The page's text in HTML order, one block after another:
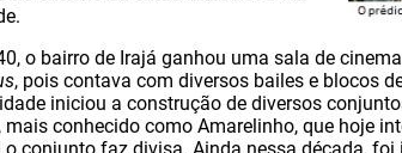
o bairro de Irajá ganhou uma sala de
, pois contava com diversos bailes e blocos
iniciou a construção de diversos
mais conhecido como Amarelinho, que hoje